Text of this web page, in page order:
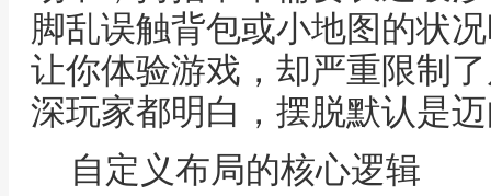
脚乱误触背包或小地图的状
让你体验游戏，却严重限制
深玩家都明白，摆脱默认是
自定义布局的核心逻辑